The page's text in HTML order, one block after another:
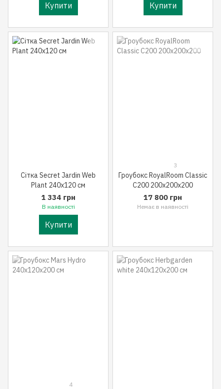
Купити Купити
Сітка Secret Jardin Web
Plant 240x120 см
1 334 грн
В наявності
Купити
3
Гроубокс RoyalRoom Classic
C200 200x200x200
17 800 грн
Немає в наявності
4